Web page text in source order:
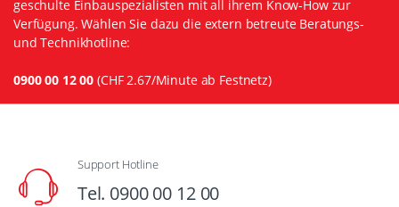
geschulte Einbauspezialisten mit all ihrem Know-How zur
Verfügung. Wählen Sie dazu die extern betreute Beratungs-
und Technikhotline:
0900 00 12 00 (CHF 2.67/Minute ab Festnetz)
Support Hotline
Tel. 0900 00 12 00